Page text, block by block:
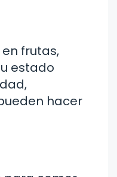
frutas,
estado
hacer